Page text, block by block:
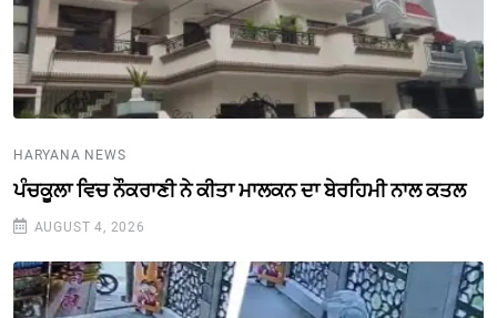
HARYANA NEWS
ਪੰਚਕੂਲਾ ਵਿਚ ਨੌਕਰਾਣੀ ਨੇ ਕੀਤਾ ਮਾਲਕਨ ਦਾ ਬੇਰਹਿਮੀ ਨਾਲ ਕਤਲ
AUGUST 4, 2026